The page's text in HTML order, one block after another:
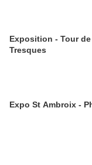
Exposition - Tour de
Tresques
Expo St Ambroix -